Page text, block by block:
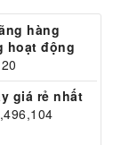
hàng
hoạt động
20
giá rẻ nhất